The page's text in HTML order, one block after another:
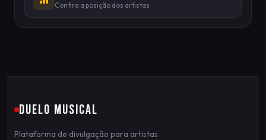
Confira a posição dos artistas
DUELO MUSICAL
Plataforma de divulgação para artistas